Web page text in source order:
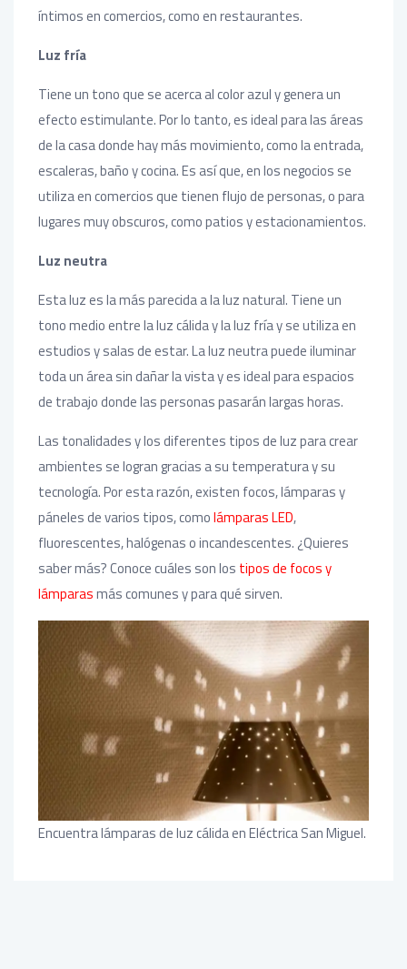
íntimos en comercios, como en restaurantes.
Luz fría
Tiene un tono que se acerca al color azul y genera un
efecto estimulante. Por lo tanto, es ideal para las áreas
de la casa donde hay más movimiento, como la entrada,
escaleras, baño y cocina. Es así que, en los negocios se
utiliza en comercios que tienen flujo de personas, o para
lugares muy obscuros, como patios y estacionamientos.
Luz neutra
Esta luz es la más parecida a la luz natural. Tiene un
tono medio entre la luz cálida y la luz fría y se utiliza en
estudios y salas de estar. La luz neutra puede iluminar
toda un área sin dañar la vista y es ideal para espacios
de trabajo donde las personas pasarán largas horas.
Las tonalidades y los diferentes tipos de luz para crear
ambientes se logran gracias a su temperatura y su
tecnología. Por esta razón, existen focos, lámparas y
páneles de varios tipos, comolámparas LED,
fluorescentes, halógenas o incandescentes. ¿Quieres
saber más? Conoce cuáles son los tipos de focos y
lámparasmás comunes y para qué sirven.
Encuentra lámparas de luz cálida en Eléctrica San Miguel.